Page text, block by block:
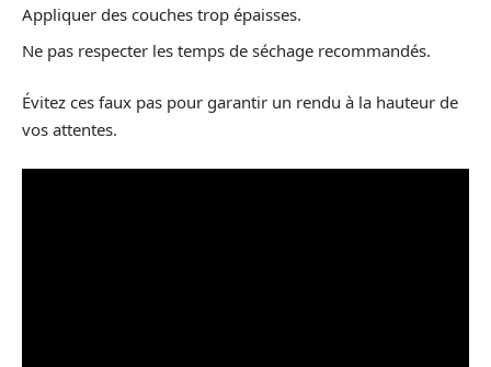
Appliquer des couches trop épaisses.
Ne pas respecter les temps de séchage recommandés.
Évitez ces faux pas pour garantir un rendu à la hauteur de
vos attentes.